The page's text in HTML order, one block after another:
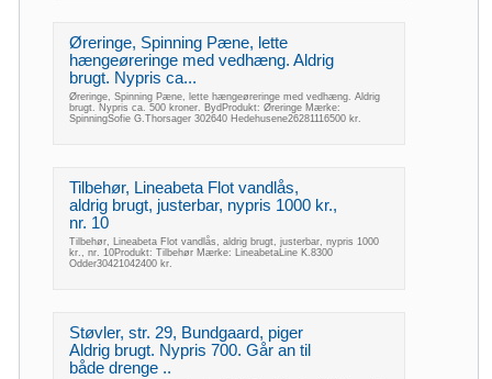
Øreringe, Spinning Pæne, lette
hængeøreringe med vedhæng. Aldrig
brugt. Nypris ca...
Øreringe, Spinning Pæne, lette hængeøreringe med vedhæng. Aldrig
brugt. Nypris ca. 500 kroner. BydProdukt: Øreringe Mærke:
SpinningSofie G.Thorsager 302640 Hedehusene26281116500 kr.
Tilbehør, Lineabeta Flot vandlås,
aldrig brugt, justerbar, nypris 1000 kr.,
nr. 10
Tilbehør, Lineabeta Flot vandlås, aldrig brugt, justerbar, nypris 1000
kr., nr. 10Produkt: Tilbehør Mærke: LineabetaLine K.8300
Odder30421042400 kr.
Støvler, str. 29, Bundgaard, piger
Aldrig brugt. Nypris 700. Går an til
både drenge ..